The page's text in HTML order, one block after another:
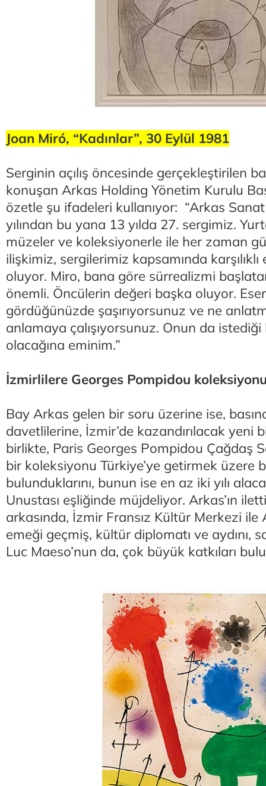
Joan Miró, “Kadınlar”, 30 Eylül 1981
Serginin açılış öncesinde gerçekleştirilen
konuşan Arkas Holding Yönetim Kurulu
özetle şu ifadeleri kullanıyor: “Arkas
yılından bu yana 13 yılda 27. sergimiz.
müzeler ve koleksiyonerle ile her zaman
ilişkimiz, sergilerimiz kapsamında
oluyor. Miro, bana göre sürrealizmi
önemli. Öncülerin değeri başka oluyor.
gördüğünüzde şaşırıyorsunuz ve ne
anlamaya çalışıyorsunuz. Onun da istediği
olacağına eminim.”
İzmirlilere Georges Pompidou
Bay Arkas gelen bir soru üzerine ise,
davetlilerine, İzmir’de kazandırılacak yeni
birlikte, Paris Georges Pompidou Çağdaş
bir koleksiyonu Türkiye’ye getirmek üzere
bulunduklarını, bunun ise en az iki yılı
Unustası eşliğinde müjdeliyor. Arkas’ın
arkasında, İzmir Fransız Kültür Merkezi ile
emeği geçmiş, kültür diplomatı ve aydını,
Luc Maeso’nun da, çok büyük katkıları